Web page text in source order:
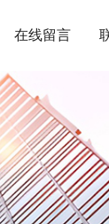
在线留言